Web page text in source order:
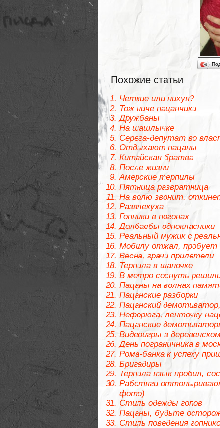
Похожие статьи
Четкие или нихуя?
Тож ниче пацанчики
Дружбаны
На шашлычке
Серега-депутат во
Отдыхают пацаны
Китайская братва
После жизни
Амерские терпилы
Пятница развратница
На волю звонит,
Развлекуха
Гопники в погонах
Долбаебы однокласники
Реальный мужик с
Мобилу отжал, пробует
Весна, грачи прилетели
Терпила в шапочке
В метро соснуть
Пацаны на волнах
Пацанские разборки
Пацанский
Нефорюга, ленточку
Пацанские
Видеоигры в
День пограничника в
Рома-банка к успеху
Бригадиры
Терпила язык пробил,
Работяги
фото)
Стиль одежды гопов
Пацаны, будьте
Стиль поведения